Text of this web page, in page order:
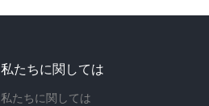
私たちに関しては
私たちに関しては